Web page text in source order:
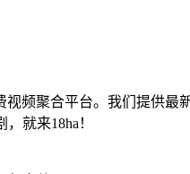
视频聚合平台。我们提供
就来18ha！